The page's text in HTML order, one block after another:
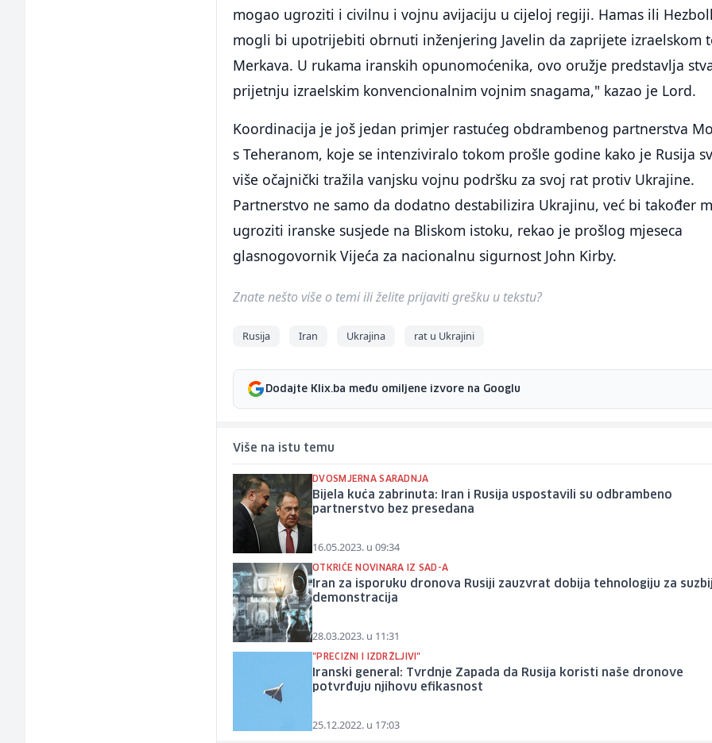
mogao ugroziti i civilnu i vojnu avijaciju u cijeloj regiji. Hamas ili
mogli bi upotrijebiti obrnuti inženjering Javelin da zaprijete izraelskom
Merkava. U rukama iranskih opunomoćenika, ovo oružje predstavlja
prijetnju izraelskim konvencionalnim vojnim snagama," kazao je Lord.
Koordinacija je još jedan primjer rastućeg obdrambenog partnerstva
s Teheranom, koje se intenziviralo tokom prošle godine kako je Rusija
više očajnički tražila vanjsku vojnu podršku za svoj rat protiv Ukrajine.
Partnerstvo ne samo da dodatno destabilizira Ukrajinu, već bi također
ugroziti iranske susjede na Bliskom istoku, rekao je prošlog mjeseca
glasnogovornik Vijeća za nacionalnu sigurnost John Kirby.
Znate nešto više o temi ili želite prijaviti grešku u tekstu?
Rusija Iran Ukrajina rat u Ukrajini
Dodajte Klix.ba među omiljene izvore na Googlu
Više na istu temu
DVOSMJERNA SARADNJA
Bijela kuća zabrinuta: Iran i Rusija uspostavili su odbrambeno
partnerstvo bez presedana
16.05.2023. u 09:34
OTKRIĆE NOVINARA IZ SAD-A
Iran za isporuku dronova Rusiji zauzvrat dobija tehnologiju za
demonstracija
28.03.2023. u 11:31
"PRECIZNI I IZDRŽLJIVI"
Iranski general: Tvrdnje Zapada da Rusija koristi naše dronove
potvrđuju njihovu efikasnost
25.12.2022. u 17:03